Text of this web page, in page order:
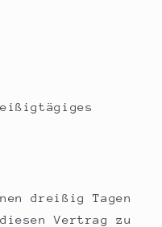
dreißig Tagen
diesen Vertrag zu